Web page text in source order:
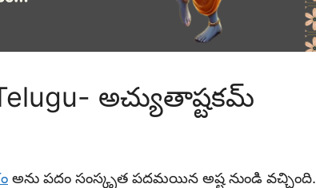
అచ్యుతాష్టకమ్
అను పదం సంస్కృత పదమయిన అష్ట నుండి వచ్చింది.